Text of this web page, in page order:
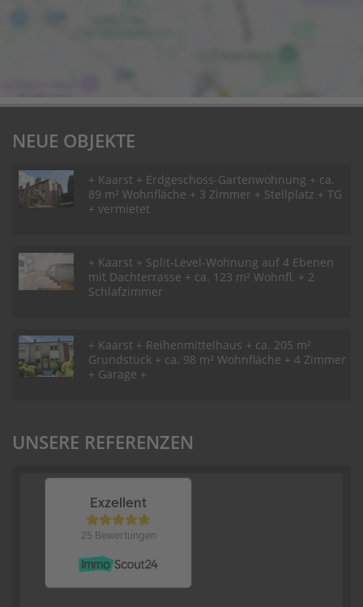
NEUE OBJEKTE
+ Kaarst + Erdgeschoss-Gartenwohnung + ca.
89 m² Wohnfläche + 3 Zimmer + Stellplatz + TG
+ vermietet
+ Kaarst + Split-Level-Wohnung auf 4 Ebenen
mit Dachterrasse + ca. 123 m² Wohnfl. + 2
Schlafzimmer
+ Kaarst + Reihenmittelhaus + ca. 205 m²
Grundstück + ca. 98 m² Wohnfläche + 4 Zimmer
+ Garage +
UNSERE REFERENZEN